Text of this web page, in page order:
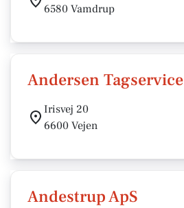
6580 Vamdrup
Andersen Tagservice
Irisvej 20
6600 Vejen
Andestrup ApS